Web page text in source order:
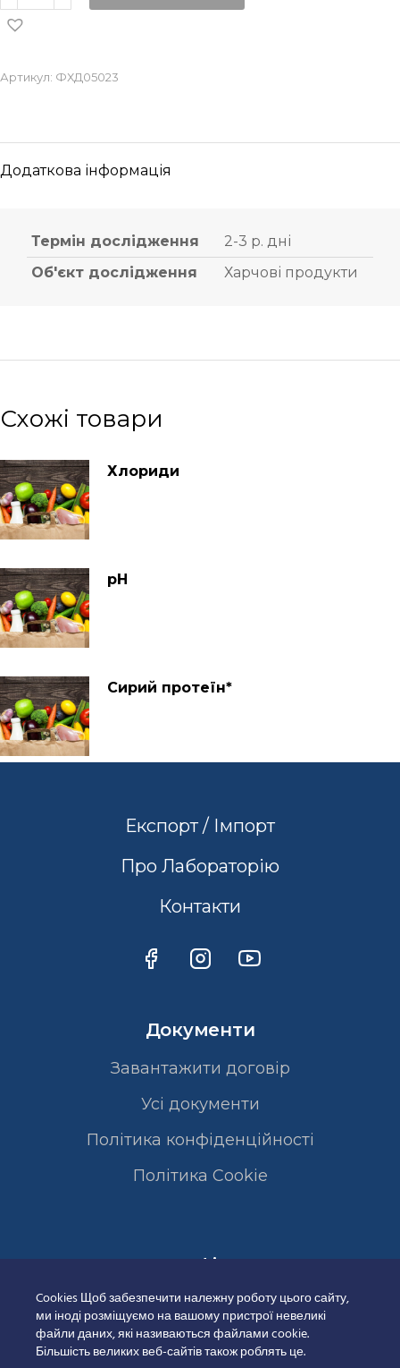
Артикул: ФХД05023
Додаткова інформація
Термін дослідження
2-3 р. дні
Об'єкт дослідження
Харчові продукти
Схожі товари
Хлориди
рН
Сирий протеїн*
Експорт / Імпорт
Про Лабораторію
Контакти
Документи
Завантажити договір
Усі документи
Політика конфіденційності
Полiтика Cookie
Сертифікати
Cookies Щоб забезпечити належну роботу цього сайту,
ми іноді розміщуємо на вашому пристрої невеликі
файли даних, які називаються файлами cookie.
Більшість великих веб-сайтів також роблять це.